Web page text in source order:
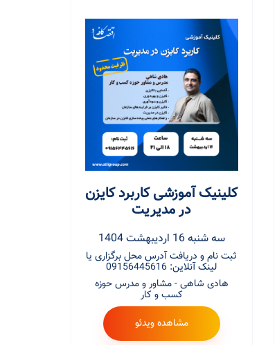
کلینیک آموزشی کاربرد کایزن
در مدیریت
سه شنبه 16 اردیبهشت 1404
ثبت نام و دریافت آدرس محل برگزاری یا
لینک آنلاین: 09156445616
هادی شاهی - مشاور و مدرس حوزه
کسب و کار
مشاهده ویدئو